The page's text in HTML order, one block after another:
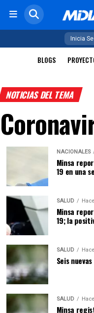
Inicia
BLOGS
NOTICIAS DEL TEMA
NACIONALES
Minsa
19 en una
SALUD
Minsa
19; la
SALUD
Seis
SALUD
Minsa